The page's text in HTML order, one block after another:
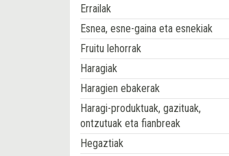
Errailak
Esnea, esne-gaina eta esnekiak
Fruitu lehorrak
Haragiak
Haragien ebakerak
Haragi-produktuak, gazituak,
ontzutuak eta fianbreak
Hegaztiak